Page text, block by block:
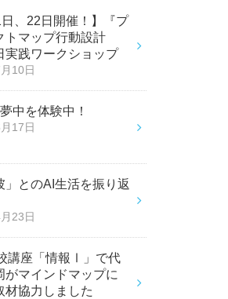
日、22日開催！】『プ
トマップ行動設計
実践ワークショップ
10日
中を体験中！
17日
」とのAI生活を振り返
23日
講座「情報Ⅰ」で代
がマインドマップに
材協力しました